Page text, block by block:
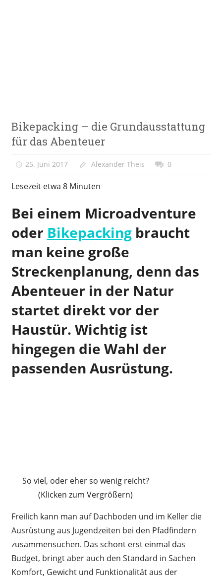
&
Freizeit
Bikepacking – die Grundausstattung
für das Abenteuer
25. Juni 2017 Alexander Theis 0
Lesezeit etwa 8 Minuten
Bei einem Microadventure
oder Bikepackingbraucht
man keine große
Streckenplanung, denn das
Abenteuer in der Natur
startet direkt vor der
Haustür. Wichtig ist
hingegen die Wahl der
passenden Ausrüstung.
So viel, oder eher so wenig reicht?
(Klicken zum Vergrößern)
Freilich kann man auf Dachboden und im Keller die
Ausrüstung aus Jugendzeiten bei den Pfadfindern
zusammensuchen. Das schont erst einmal das
Budget, bringt aber auch den Standard in Sachen
Komfort, Gewicht und Funktionalität aus der